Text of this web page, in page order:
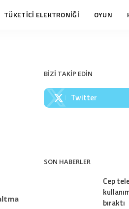
TÜKETİCİ ELEKTRONİĞİ OYUN
BİZİ TAKİP EDİN
Twitter
SON HABERLER
Cep
bıraktı